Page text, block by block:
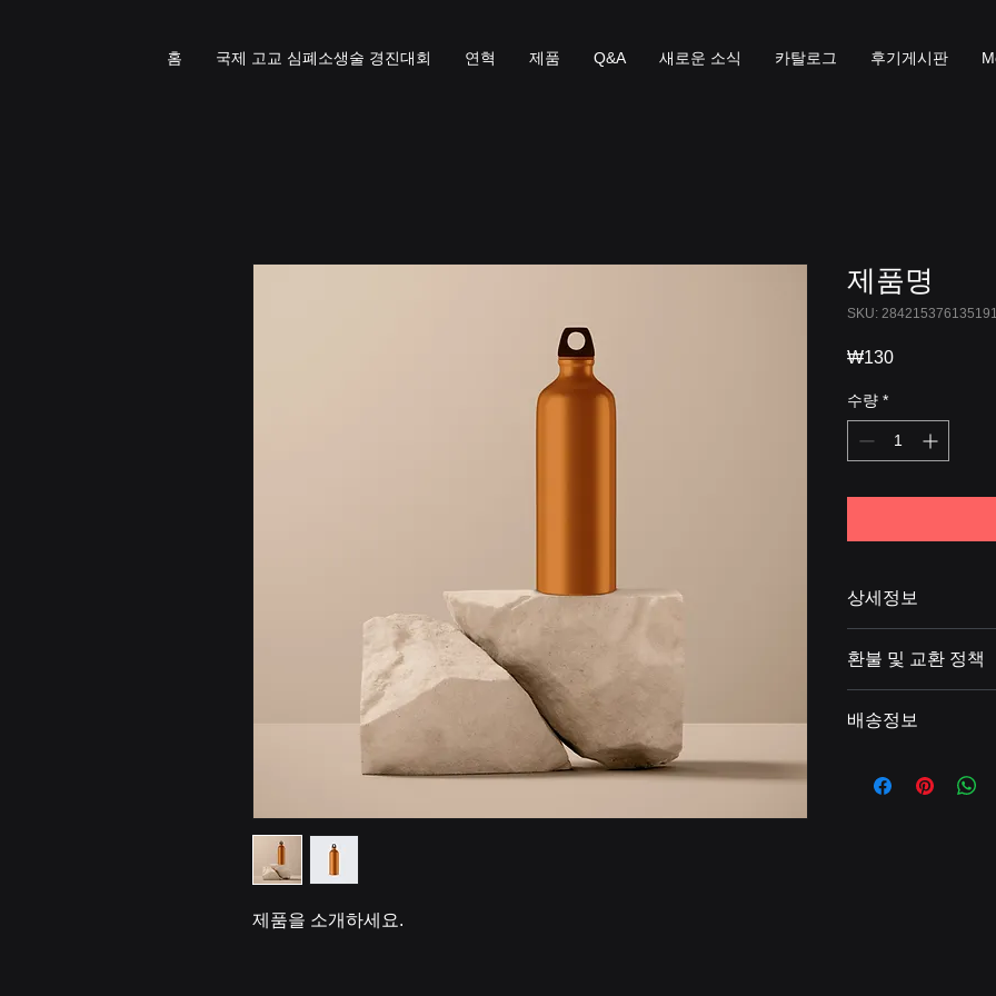
홈 국제 고교 심폐소생술 경진대회 연혁 제품 Q&A 새로운 소식 카탈로그 후기게시판
제품을 소개하세요.
제품명
SKU: 284215376135191
₩130가
수량 *
상세정보
리방법 등 친절하고
어줍니다. 제품의 어
지 우선순위를 잘
환불 및 교환 정책
품 정보를 제공하세
배송정보
한 설명은 소비자들